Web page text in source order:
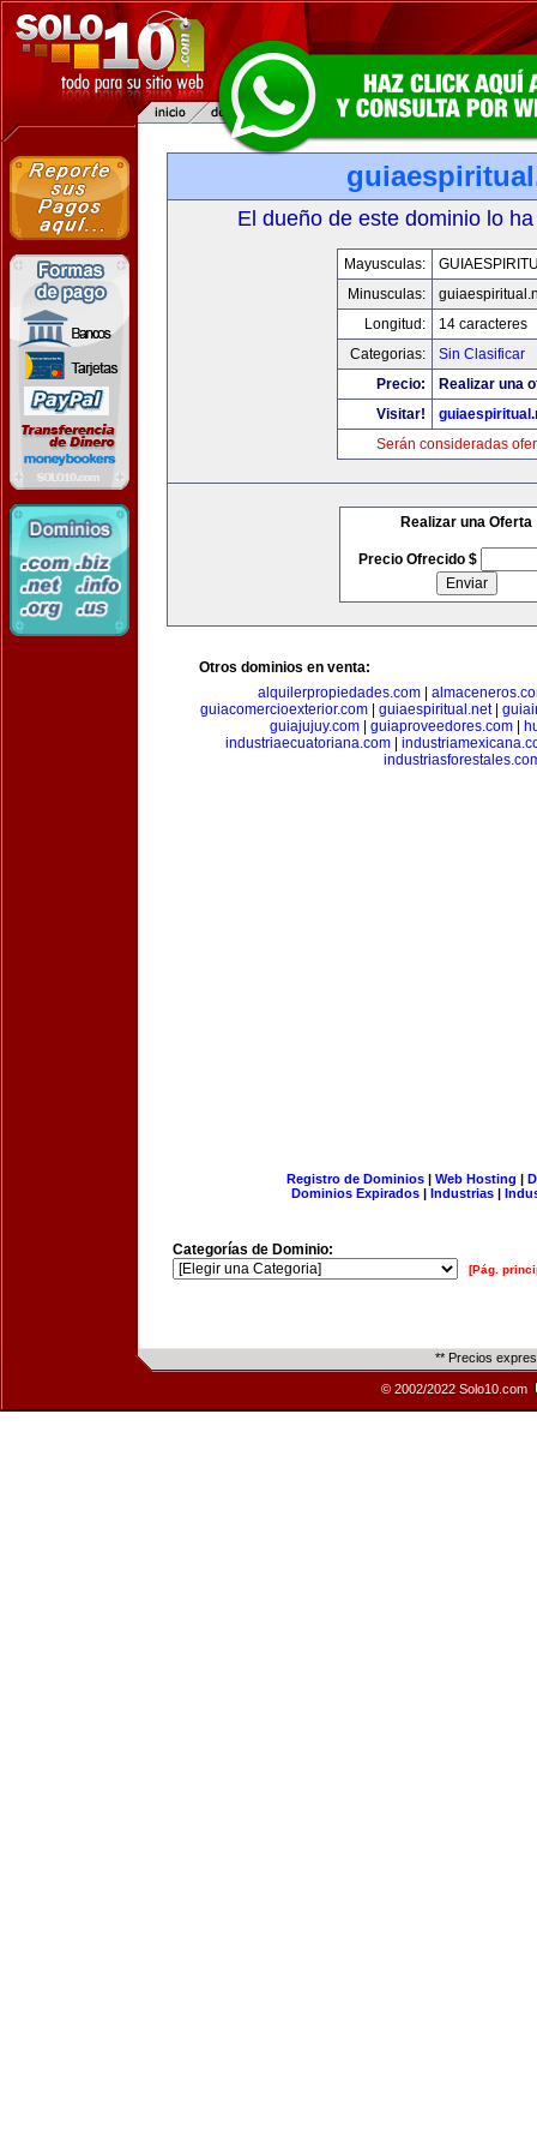
El dueño de este dominio lo
Mayusculas:
Minusculas:
Longitud:
14 caracteres
Categorias:
Sin Clasificar
Precio:
Realizar una
Visitar!
Serán consideradas
Realizar una Oferta
Precio Ofrecido $
Otros dominios en venta:
alquilerpropiedades.com
guiacomercioexterior.com| guiaespiritual.net|
guiajujuy.com| guiaproveedores.com|
industriaecuatoriana.com|
Registro de Dominios| Web Hosting |
Dominios Expirados | Industrias |
Categorías de Dominio:
[Pág.
** Precios
© 2002/2022 Solo10.com